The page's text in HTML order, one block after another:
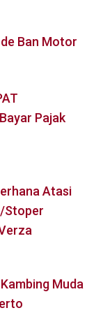
Ban Motor
Pajak
Atasi
Stoper
Muda